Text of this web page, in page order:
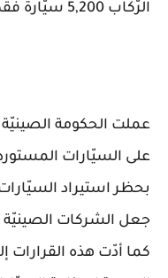
الرّكاب 5,200 سيّارة فقط عام 1985.
عملت الحكومة
بحظر استيراد
جعل الشركات الصينيّة
كما أدّت هذه